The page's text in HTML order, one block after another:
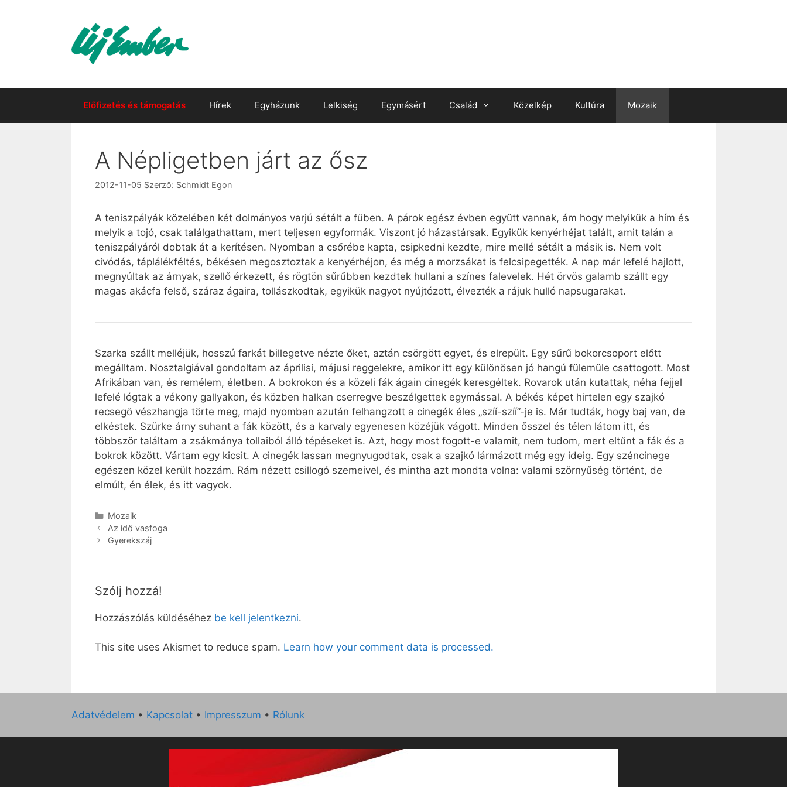
Előfizetés és támogatás Hírek Egyházunk Lelkiség Egymásért Család Közelkép Kultúra Mozaik
A Népligetben járt az ősz
2012-11-05 Szerző: Schmidt Egon
A teniszpályák közelében két dolmányos varjú sétált a fűben. A párok egész évben együtt vannak, ám hogy melyikük a hím és
melyik a tojó, csak találgathattam, mert teljesen egyformák. Viszont jó házastársak. Egyikük kenyérhéjat talált, amit talán a
teniszpályáról dobtak át a kerítésen. Nyomban a csőrébe kapta, csipkedni kezdte, mire mellé sétált a másik is. Nem volt
civódás, táplálékféltés, békésen megosztoztak a kenyérhéjon, és még a morzsákat is felcsipegették. A nap már lefelé hajlott,
megnyúltak az árnyak, szellő érkezett, és rögtön sűrűbben kezdtek hullani a színes falevelek. Hét örvös galamb szállt egy
magas akácfa felső, száraz ágaira, tollászkodtak, egyikük nagyot nyújtózott, élvezték a rájuk hulló napsugarakat.
Szarka szállt melléjük, hosszú farkát billegetve nézte őket, aztán csörgött egyet, és elrepült. Egy sűrű bokorcsoport előtt
megálltam. Nosztalgiával gondoltam az áprilisi, májusi reggelekre, amikor itt egy különösen jó hangú fülemüle csattogott. Most
Afrikában van, és remélem, életben. A bokrokon és a közeli fák ágain cinegék keresgéltek. Rovarok után kutattak, néha fejjel
lefelé lógtak a vékony gallyakon, és közben halkan cserregve beszélgettek egymással. A békés képet hirtelen egy szajkó
recsegő vészhangja törte meg, majd nyomban azután felhangzott a cinegék éles „szíí-szíí”-je is. Már tudták, hogy baj van, de
elkéstek. Szürke árny suhant a fák között, és a karvaly egyenesen közéjük vágott. Minden ősszel és télen látom itt, és
többször találtam a zsákmánya tollaiból álló tépéseket is. Azt, hogy most fogott-e valamit, nem tudom, mert eltűnt a fák és a
bokrok között. Vártam egy kicsit. A cinegék lassan megnyugodtak, csak a szajkó lármázott még egy ideig. Egy széncinege
egészen közel került hozzám. Rám nézett csillogó szemeivel, és mintha azt mondta volna: valami szörnyűség történt, de
elmúlt, én élek, és itt vagyok.
Kategória
Mozaik
Az idő vasfoga
Gyerekszáj
Szólj hozzá!
Hozzászólás küldéséhez be kell jelentkezni.
This site uses Akismet to reduce spam. Learn how your comment data is processed.
Adatvédelem • Kapcsolat • Impresszum • Rólunk